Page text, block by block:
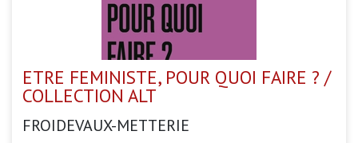
ETRE FEMINISTE, POUR QUOI FAIRE ? /
COLLECTION ALT
FROIDEVAUX-METTERIE